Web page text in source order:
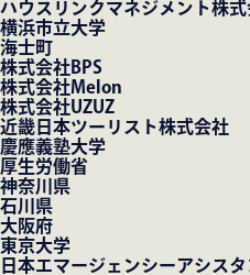
ハウスリンクマネジメント株式
横浜市立大学
海士町
株式会社BPS
株式会社Melon
株式会社UZUZ
近畿日本ツーリスト株式会社
慶應義塾大学
厚生労働省
神奈川県
石川県
大阪府
東京大学
日本エマージェンシーアシス